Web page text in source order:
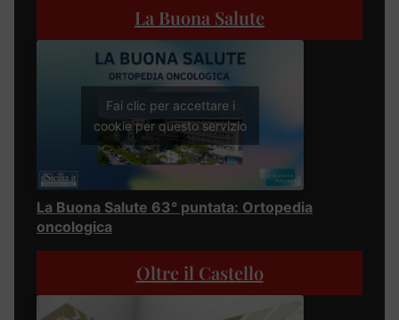
La Buona Salute
Fai clic per accettare i
cookie per questo servizio
La Buona Salute 63° puntata: Ortopedia
oncologica
Oltre il Castello